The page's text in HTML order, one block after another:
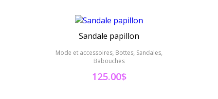
Sandale papillon
Mode et accessoires, Bottes, Sandales,
Babouches
125.00$